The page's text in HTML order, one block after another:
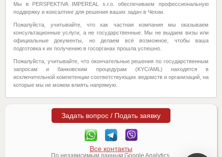
Мы в PERSPEKTIVA IMPEREAL s.r.o. обеспечиваем профессиональную
поддержку и консалтинг для решения ваших задач в Чехии.
Пожалуйста, учитывайте, что как частная компания мы оказываем
консультационные услуги, а не государственные. Мы не выдаем визы или
официальные документы, но делаем всё возможное, чтобы ваша
подготовка к их получению в госорганах прошла успешно.
Пожалуйста, учитывайте, что окончательные решения по государственным
запросам и банковским процедурам (KYC/AML) находятся в
исключительной компетенции соответствующих ведомств и организаций, на
которые мы не можем влиять напрямую.
Задать вопрос / Подать заявку
Все контакты
По независимым данным Google Analytics.